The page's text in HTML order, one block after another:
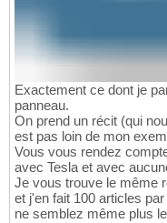
Exactement ce dont je
panneau.
On prend un récit (qui
est pas loin de mon
Vous vous rendez
avec Tesla et avec
Je vous trouve le même
et j'en fait 100 articles
ne semblez même plus